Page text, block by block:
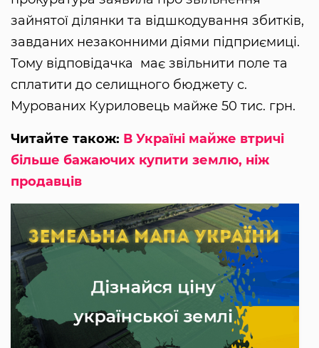
зайнятої ділянки та відшкодування збитків,
завданих незаконними діями підприємиці.
Тому відповідачка має звільнити поле та
сплатити до селищного бюджету с.
Мурованих Куриловець майже 50 тис. грн.
Читайте також: В Україні майже втричі
більше бажаючих купити землю, ніж
продавців